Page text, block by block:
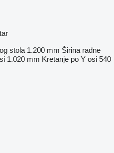
stola 1.200 mm Širina radne
1.020 mm Kretanje po Y osi 540